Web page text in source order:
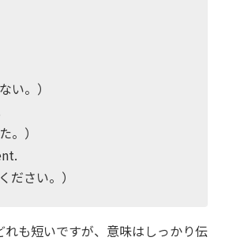
い。）
。）
ださい。）
れも短いですが、意味はしっかり伝